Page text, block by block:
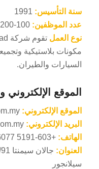
سنة التأسيس: 1991
عدد الموظفين:
نوع العمل
مكونات بلاستيكية
السيارات والطيران.
الموقع الإلكتروني
الموقع الإلكتروني:
البريد الإلكتروني:
الهاتف: +603-5191 6077
العنوان:
سيلانجور